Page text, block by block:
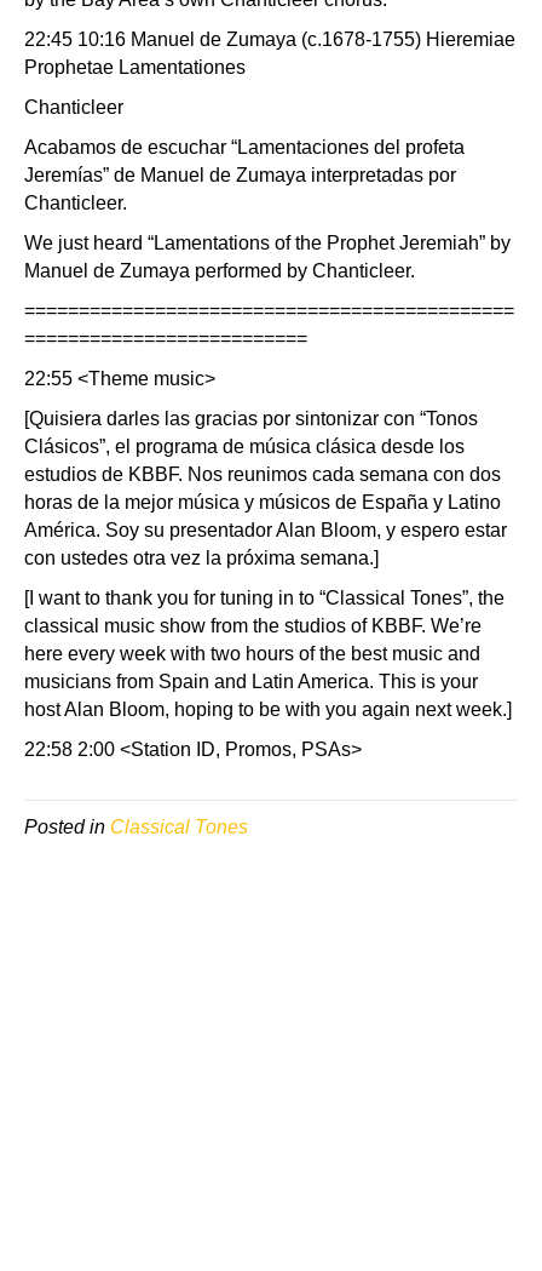
22:45 10:16 Manuel de Zumaya (c.1678-1755) Hieremiae
Prophetae Lamentationes
Chanticleer
Acabamos de escuchar “Lamentaciones del profeta
Jeremías” de Manuel de Zumaya interpretadas por
Chanticleer.
We just heard “Lamentations of the Prophet Jeremiah” by
Manuel de Zumaya performed by Chanticleer.
=============================================
==========================
22:55 <Theme music>
[Quisiera darles las gracias por sintonizar con “Tonos
Clásicos”, el programa de música clásica desde los
estudios de KBBF. Nos reunimos cada semana con dos
horas de la mejor música y músicos de España y Latino
América. Soy su presentador Alan Bloom, y espero estar
con ustedes otra vez la próxima semana.]
[I want to thank you for tuning in to “Classical Tones”, the
classical music show from the studios of KBBF. We’re
here every week with two hours of the best music and
musicians from Spain and Latin America. This is your
host Alan Bloom, hoping to be with you again next week.]
22:58 2:00 <Station ID, Promos, PSAs>
Posted in Classical Tones